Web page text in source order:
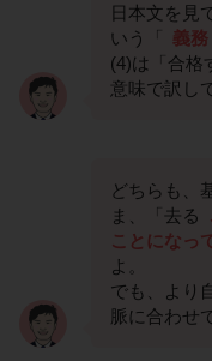
日本文を見
いう「
義務
(4)は「合格
意味で訳し
どちらも、
ま、「去る
ことになっ
よ。
でも、より
脈に合わせ